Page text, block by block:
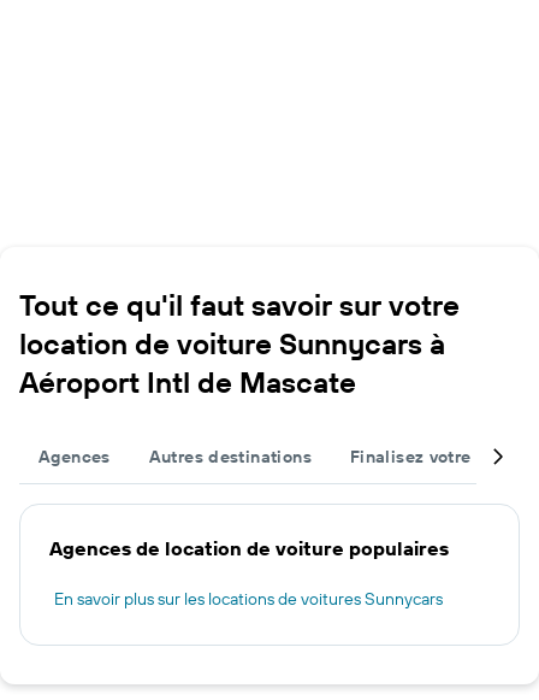
Tout ce qu'il faut savoir sur votre
location de voiture Sunnycars à
Aéroport Intl de Mascate
Agences Autres destinations Finalisez votre voyage
Agences de location de voiture populaires
En savoir plus sur les locations de voitures Sunnycars